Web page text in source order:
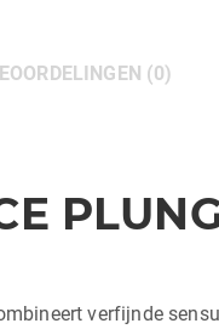
(0)
verfijnde